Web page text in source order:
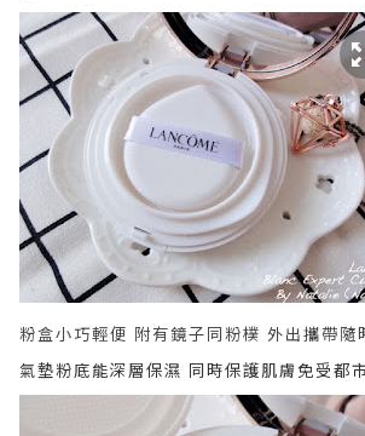
粉盒小巧輕便 附有鏡子同粉樸 外出攜帶隨
氣墊粉底能深層保濕 同時保護肌膚免受都